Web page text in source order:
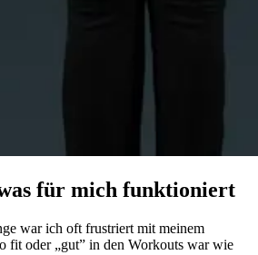
für mich funktioniert
war ich oft frustriert mit meinem
fit oder „gut” in den Workouts war wie